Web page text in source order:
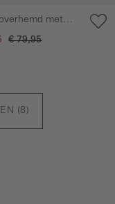
met
en
€ 79,95
(8 )